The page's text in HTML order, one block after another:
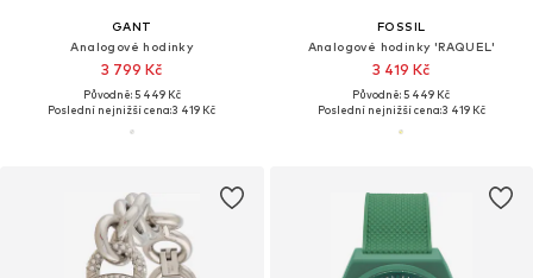
GANT
Analogové hodinky
3 799 Kč
Původně: 5 449 Kč
Poslední nejnižší cena:3 419 Kč
FOSSIL
Analogové hodinky 'RAQUEL'
3 419 Kč
Původně: 5 449 Kč
Poslední nejnižší cena:3 419 Kč